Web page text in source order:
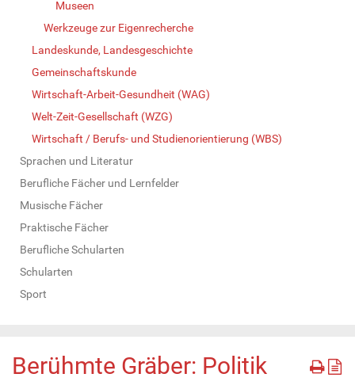
Museen
Werkzeuge zur Eigenrecherche
Landeskunde, Landesgeschichte
Gemeinschaftskunde
Wirtschaft-Arbeit-Gesundheit (WAG)
Welt-Zeit-Gesellschaft (WZG)
Wirtschaft / Berufs- und Studienorientierung (WBS)
Sprachen und Literatur
Berufliche Fächer und Lernfelder
Musische Fächer
Praktische Fächer
Berufliche Schularten
Schularten
Sport
Berühmte Gräber: Politik